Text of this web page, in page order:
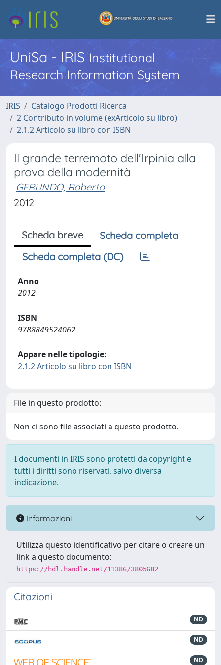
UniSa - IRISInstitutional
Research Information System
IRIS
Catalogo Prodotti Ricerca
2 Contributo in volume (exArticolo su libro)
2.1.2 Articolo su libro con ISBN
Il grande terremoto dell'Irpinia alla
prova della modernità
GERUNDO, Roberto
2012
Scheda breve
Scheda completa
Scheda completa (DC)
Anno
2012
ISBN
9788849524062
Appare nelle tipologie:
2.1.2 Articolo su libro con ISBN
File in questo prodotto:
Non ci sono file associati a questo prodotto.
I documenti in IRIS sono protetti da copyright e
tutti i diritti sono riservati, salvo diversa
indicazione.
Informazioni
Utilizza questo identificativo per citare o creare un
link a questo documento:
https://hdl.handle.net/11386/3805682
Citazioni
ND
ND
ND